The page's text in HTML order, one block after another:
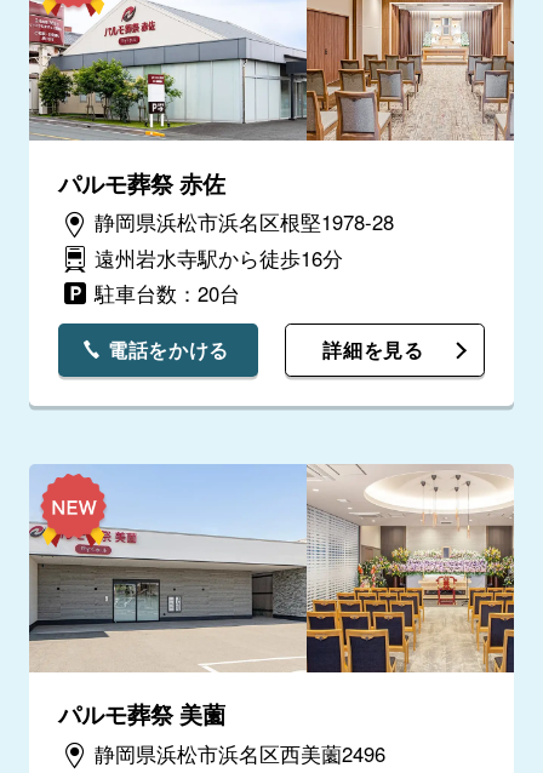
パルモ葬祭 赤佐
静岡県浜松市浜名区根堅1978-28
遠州岩水寺駅から徒歩16分
駐車台数：20台
電話をかける 詳細を見る
パルモ葬祭 美薗
静岡県浜松市浜名区西美薗2496